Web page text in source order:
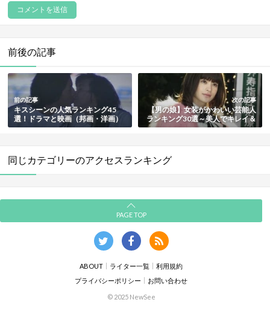
前後の記事
前の記事
キスシーンの人気ランキング45
選！ドラマと映画（邦画・洋画）
別で紹介【最新版】
次の記事
【男の娘】女装がかわいい芸能人
ランキング30選～美人でキレイ＆
美しい【最新版】
同じカテゴリーのアクセスランキング
PAGE TOP
ABOUT ライター一覧
利用規約
プライバシーポリシー
お問い合わせ
© 2025 NewSee